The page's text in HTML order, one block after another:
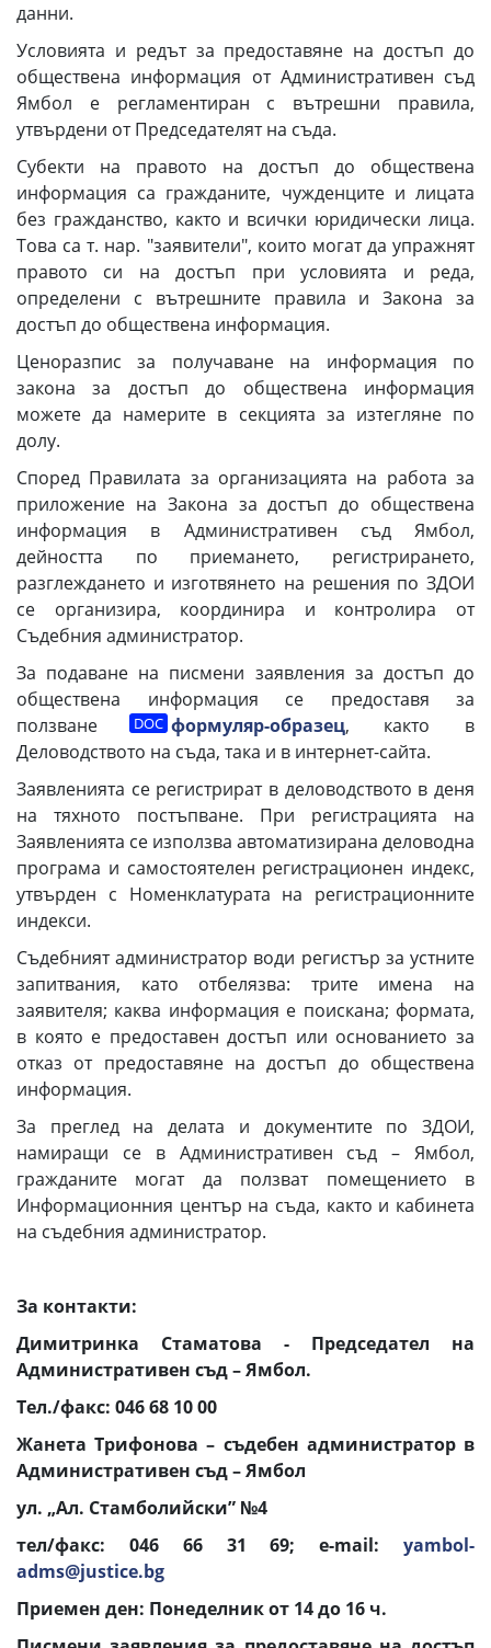
данни.
Условията и редът за предоставяне на достъп до
обществена информация от Административен съд
Ямбол е регламентиран с вътрешни правила,
утвърдени от Председателят на съда.
Субекти на правото на достъп до обществена
информация са гражданите, чужденците и лицата
без гражданство, както и всички юридически лица.
Това са т. нар. "заявители", които могат да упражнят
правото си на достъп при условията и реда,
определени с вътрешните правила и Закона за
достъп до обществена информация.
Ценоразпис за получаване на информация по
закона за достъп до обществена информация
можете да намерите в секцията за изтегляне по
долу.
Според Правилата за организацията на работа за
приложение на Закона за достъп до обществена
информация в Административен съд Ямбол,
дейността по приемането, регистрирането,
разглеждането и изготвянето на решения по ЗДОИ
се организира, координира и контролира от
Съдебния администратор.
За подаване на писмени заявления за достъп до
обществена информация се предоставя за
ползване
формуляр-образец, както в
Деловодството на съда, така и в интернет-сайта.
Заявленията се регистрират в деловодството в деня
на тяхното постъпване. При регистрацията на
Заявленията се използва автоматизирана деловодна
програма и самостоятелен регистрационен индекс,
утвърден с Номенклатурата на регистрационните
индекси.
Съдебният администратор води регистър за устните
запитвания, като отбелязва: трите имена на
заявителя; каква информация е поискана; формата,
в която е предоставен достъп или основанието за
отказ от предоставяне на достъп до обществена
информация.
За преглед на делата и документите по ЗДОИ,
намиращи се в Административен съд – Ямбол,
гражданите могат да ползват помещението в
Информационния център на съда, както и кабинета
на съдебния администратор.
За контакти:
Димитринка Стаматова - Председател на
Административен съд – Ямбол.
Тел./факс: 046 68 10 00
Жанета Трифонова – съдебен администратор в
Административен съд – Ямбол
ул. „Ал. Стамболийски” №4
тел/факс: 046 66 31 69; e-mail: yambol-
adms@justice.bg
Приемен ден: Понеделник от 14 до 16 ч.